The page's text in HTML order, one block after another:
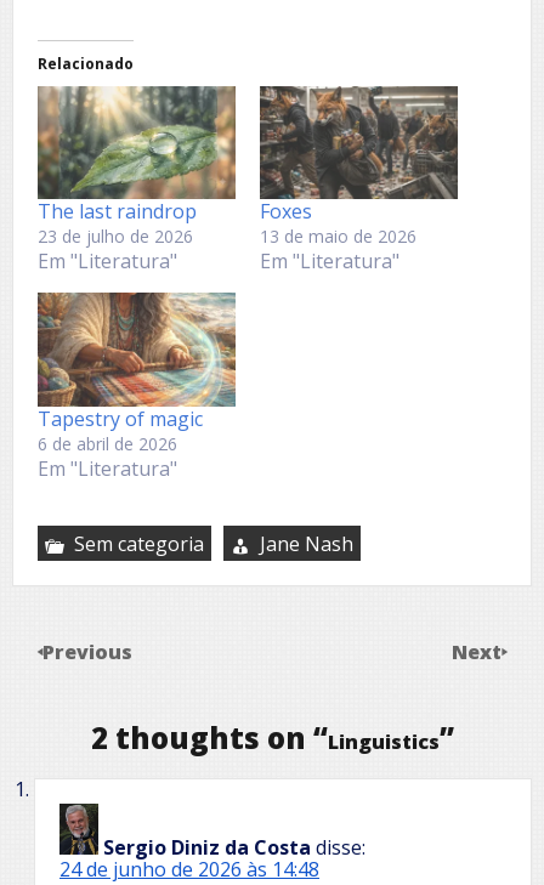
Relacionado
The last raindrop
23 de julho de 2026
Em "Literatura"
Foxes
13 de maio de 2026
Em "Literatura"
Tapestry of magic
6 de abril de 2026
Em "Literatura"
Sem categoria Jane Nash
Previous Next
2 thoughts on “Linguistics”
Sergio Diniz da Costa disse:
24 de junho de 2026 às 14:48